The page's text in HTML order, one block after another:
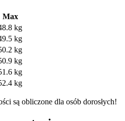
Max
kg
kg
kg
kg
kg
kg
są obliczone dla osób dorosłych!